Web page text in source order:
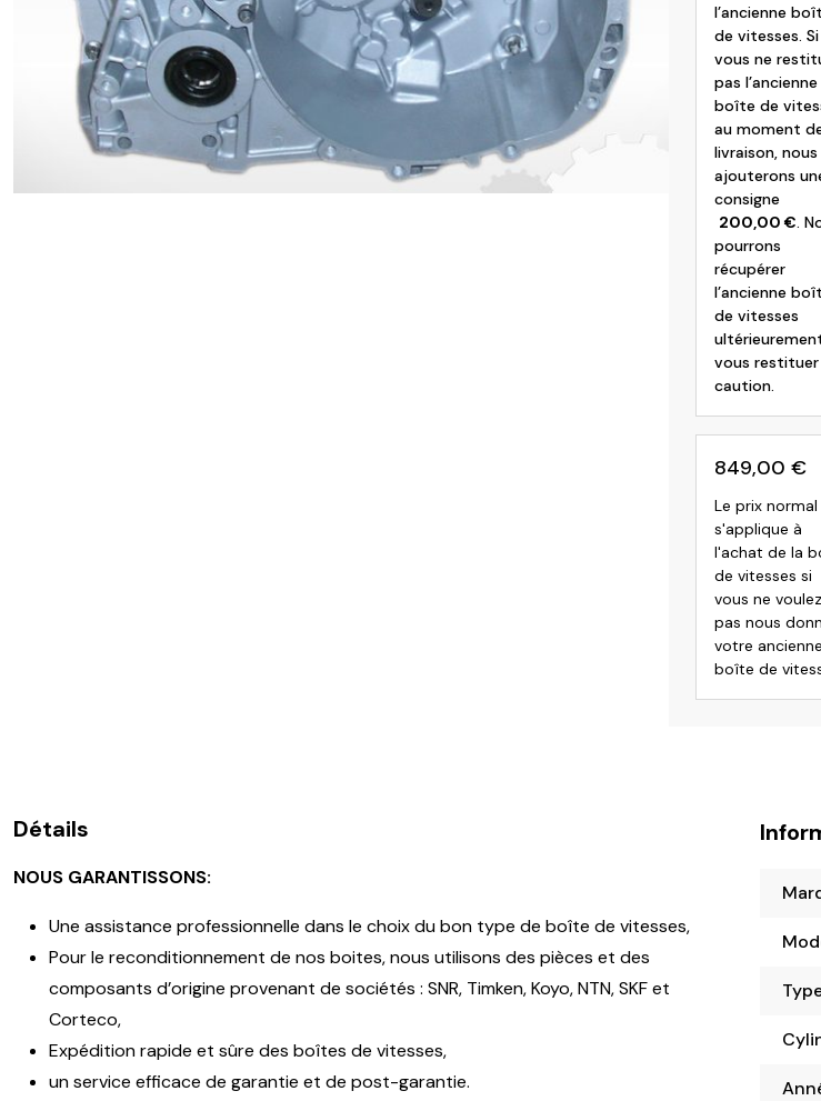
l’ancienne
de vitesses. Si
vous ne
pas l’ancienne
boîte de
au moment
livraison, nous
ajouterons
consigne
200,00 €.
pourrons
récupérer
l’ancienne
de vitesses
vous restituer
caution.
849,00 €
Le prix normal
s'applique à
l'achat de la
de vitesses si
vous ne voulez
pas nous
votre ancienne
boîte de
Détails
NOUS GARANTISSONS:
Une assistance professionnelle dans le choix du bon type de boîte de vitesses,
Pour le reconditionnement de nos boites, nous utilisons des pièces et des
composants d’origine provenant de sociétés : SNR, Timken, Koyo, NTN, SKF et
Corteco,
Expédition rapide et sûre des boîtes de vitesses,
un service efficace de garantie et de post-garantie.